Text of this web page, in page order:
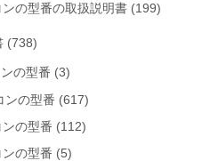
の型番の取扱説明書 (199)
(738)
の型番 (3)
ンの型番 (617)
の型番 (112)
の型番 (5)